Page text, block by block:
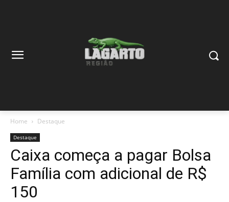
Home Destaque
Destaque
Caixa começa a pagar Bolsa
Família com adicional de R$
150